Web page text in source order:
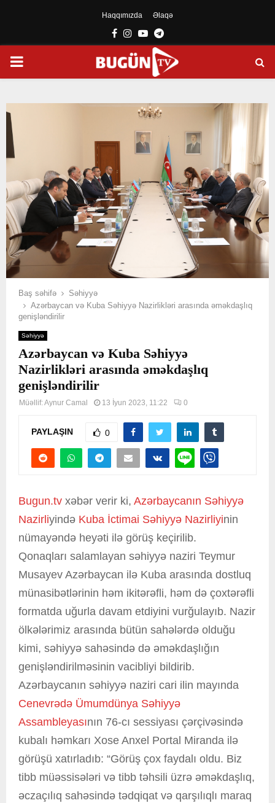
Haqqımızda Əlaqə
Facebook
Instagram
YoutubeTelegram
PRIMARY
Baş səhifə
Səhiyyə
Azərbaycan və Kuba Səhiyyə Nazirlikləri arasında əməkdaşlıq
genişləndirilir
Səhiyyə
Azərbaycan və Kuba Səhiyyə
Nazirlikləri arasında əməkdaşlıq
genişləndirilir
Müəllif:Aynur Camal 13 İyun 2023, 11:22 0
PAYLAŞIN 0
Bugun.tv xəbər verir ki, Azərbaycanın Səhiyyə
Nazirliyində Kuba İctimai Səhiyyə Nazirliyinin
nümayəndə heyəti ilə görüş keçirilib.
Qonaqları salamlayan səhiyyə naziri Teymur
Musayev Azərbaycan ilə Kuba arasında dostluq
münasibətlərinin həm ikitərəfli, həm də çoxtərəfli
formatda uğurla davam etdiyini vurğulayıb. Nazir
ölkələrimiz arasında bütün sahələrdə olduğu
kimi, səhiyyə sahəsində də əməkdaşlığın
genişləndirilməsinin vacibliyi bildirib.
Azərbaycanın səhiyyə naziri cari ilin mayında
Cenevrədə Ümumdünya Səhiyyə
Assambleyasının 76-cı sessiyası çərçivəsində
kubalı həmkarı Xose Anxel Portal Miranda ilə
görüşü xatırladıb: “Görüş çox faydalı oldu. Biz
tibb müəssisələri və tibb təhsili üzrə əməkdaşlıq,
əczaçılıq sahəsində tədqiqat və qarşılıqlı maraq